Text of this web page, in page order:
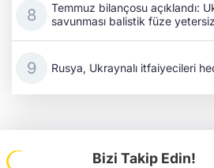
Temmuz bilançosu açıklandı:
savunması balistik füze
Rusya, Ukraynalı itfaiyecileri
Bizi Takip Edin!